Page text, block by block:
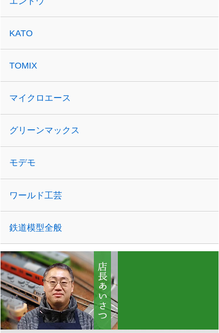
KATO
TOMIX
マイクロエース
グリーンマックス
モデモ
ワールド工芸
鉄道模型全般